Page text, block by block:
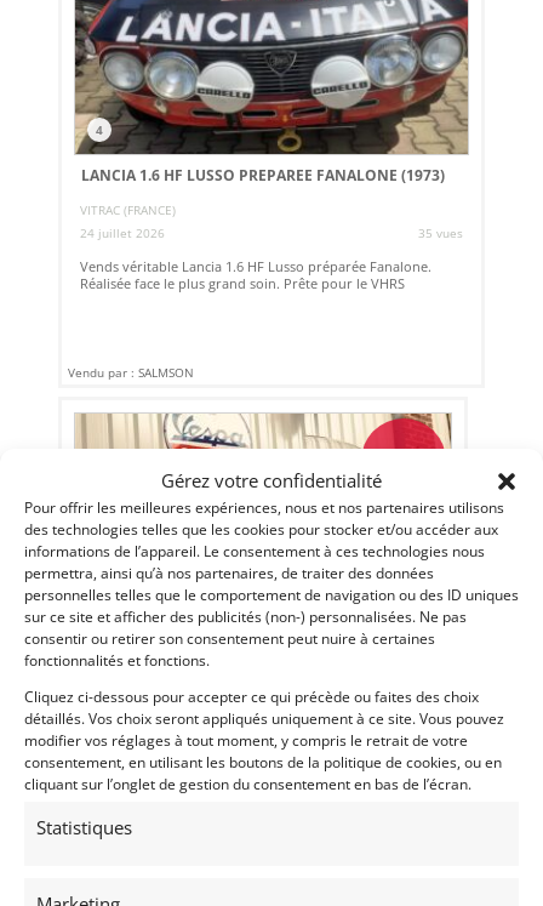
Gérez votre confidentialité
Pour offrir les meilleures expériences, nous et nos partenaires utilisons
des technologies telles que les cookies pour stocker et/ou accéder aux
informations de l’appareil. Le consentement à ces technologies nous
permettra, ainsi qu’à nos partenaires, de traiter des données
personnelles telles que le comportement de navigation ou des ID uniques
sur ce site et afficher des publicités (non-) personnalisées. Ne pas
consentir ou retirer son consentement peut nuire à certaines
fonctionnalités et fonctions.
Cliquez ci-dessous pour accepter ce qui précède ou faites des choix
détaillés. Vos choix seront appliqués uniquement à ce site. Vous pouvez
modifier vos réglages à tout moment, y compris le retrait de votre
consentement, en utilisant les boutons de la politique de cookies, ou en
cliquant sur l’onglet de gestion du consentement en bas de l’écran.
Statistiques
4
LANCIA 1.6 HF LUSSO PREPAREE FANALONE (1973)
VITRAC (FRANCE)
24 juillet 2026
35 vues
Vends véritable Lancia 1.6 HF Lusso préparée Fanalone.
Réalisée face le plus grand soin. Prête pour le VHRS
Vendu par : SALMSON
11
MV AGUSTA TYPE 350 B (1971)
REIMS (FRANCE)
23 juillet 2026
2 684 vues